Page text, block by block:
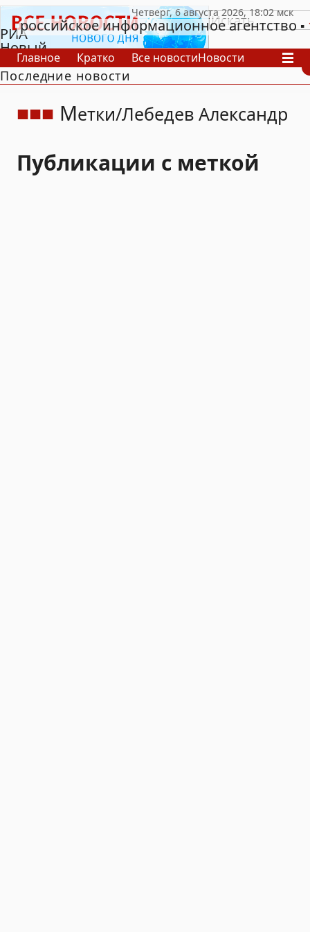
РИА
Новый
День
российское информационное агентство
Главное Кратко Все новостиНовости
В России
В мире
Последние новости
Метки Лебедев Александр
Публикации с меткой